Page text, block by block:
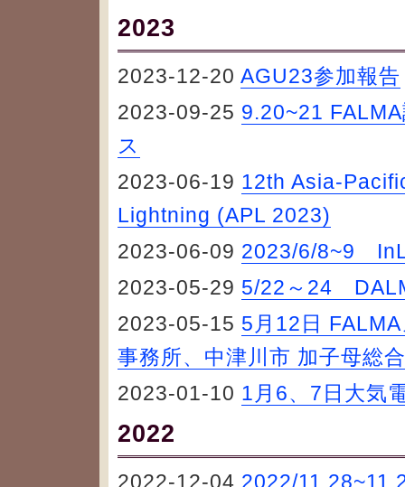
2023
2023-12-20 AGU23参加報告
2023-09-25 9.20~21
ス
2023-06-19 12th Asia-
Lightning (APL 2023)
2023-06-09 2023/6/8~9
2023-05-29 5/22～24
2023-05-15 5月12日
事務所、中津川市 加子母総
2023-01-10 1月6、7日大気
2022
2022-12-04 2022/